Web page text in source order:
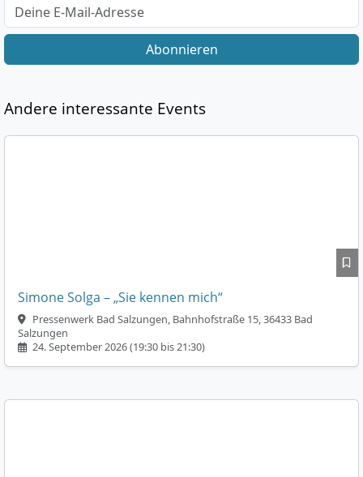
Abonnieren
Andere interessante Events
Simone Solga – „Sie kennen mich“
Pressenwerk Bad Salzungen, Bahnhofstraße 15, 36433 Bad
Salzungen
24. September 2026 (19:30 bis 21:30)